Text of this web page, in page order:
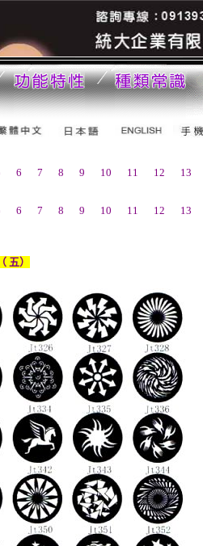
6 7 8 9 10 11 12 13
6 7 8 9 10 11 12 13
五）